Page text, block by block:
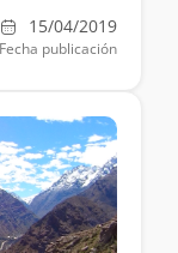
15/04/2019
Fecha publicación